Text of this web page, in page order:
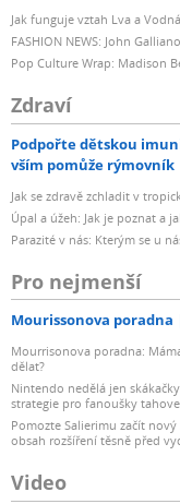
Jak funguje vztah Lva a
FASHION NEWS: John
Pop Culture Wrap: Madison
Zdraví
Podpořte dětskou
vším pomůže rýmovník
Jak se zdravě zchladit v
Úpal a úžeh: Jak je poznat a
Parazité v nás: Kterým se u
Pro nejmenší
Mourissonova poradna
Mourrisonova poradna:
dělat?
Nintendo nedělá jen
strategie pro fanoušky
Pomozte Salierimu začít
obsah rozšíření těsně před
Video